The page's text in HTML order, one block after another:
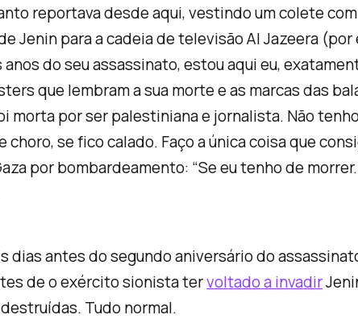
reportava desde aqui, vestindo um colete com
Jenin para a cadeia de televisão Al Jazeera
do seu assassinato, estou aqui eu,
que lembram a sua morte e as marcas das
morta por ser palestiniana e jornalista. Não
choro, se fico calado. Faço a única coisa que
por bombardeamento: “Se eu tenho de
antes do segundo aniversário do
de o exército sionista tervoltado a invadir
Tudo normal.